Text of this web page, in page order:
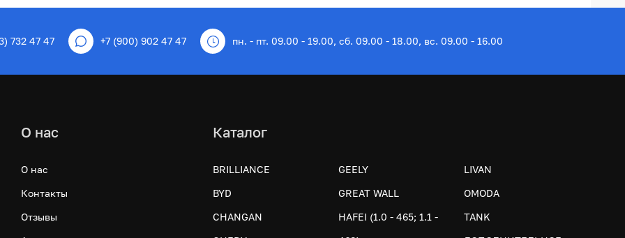
732 47 47 +7 (900) 902 47 47 пн. - пт. 09.00 - 19.00, сб. 09.00 - 18.00, вс. 09.00 - 16.00
О нас
О нас
Контакты
Отзывы
Каталог
BRILLIANCE
BYD
CHANGAN
GEELY
GREAT WALL
HAFEI (1.0 - 465; 1.1 -
LIVAN
OMODA
TANK